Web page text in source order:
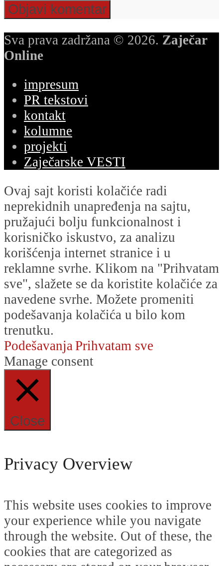
Sva prava zadržana © 2026. Zaječar
Online
impresum
PR tekstovi
kontakt
kolumne
projekti
Zaječarske VESTI
Ovaj sajt koristi kolačiće radi
neprekidnih unapređenja na sajtu,
pružajući bolju funkcionalnost i
korisničko iskustvo, za analizu
korišćenja internet stranice i u
reklamne svrhe. Klikom na "Prihvatam
sve", slažete se da koristite kolačiće za
navedene svrhe. Možete promeniti
podešavanja kolačića u bilo kom
trenutku.
PodešavanjaPrihvatam sve
Manage consent
Close
Privacy Overview
This website uses cookies to improve
your experience while you navigate
through the website. Out of these, the
cookies that are categorized as